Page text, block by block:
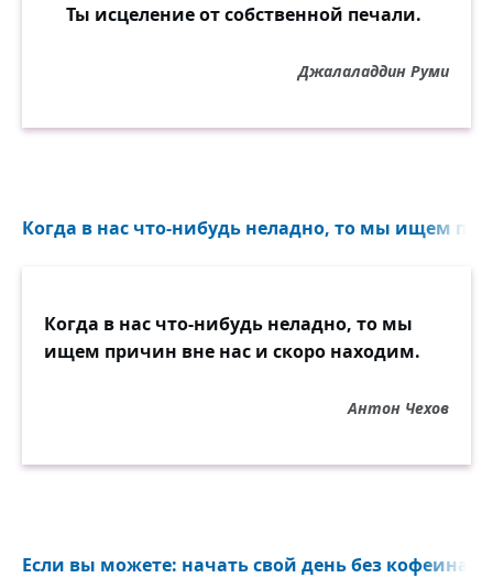
Ты исцеление от собственной печали.
Джалаладдин Руми
Когда в нас что-нибудь неладно, то мы ищем
Когда в нас что-нибудь неладно, то мы
ищем причин вне нас и скоро находим.
Антон Чехов
Если вы можете: начать свой день без кофеина,